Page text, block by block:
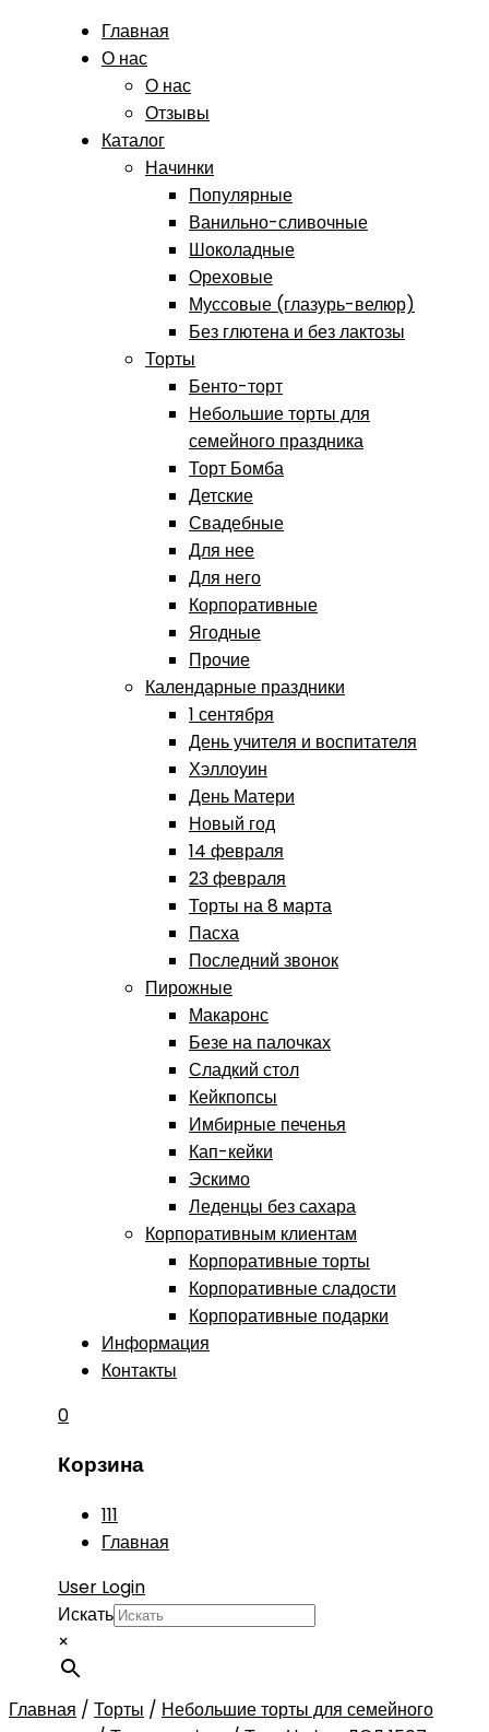
Главная
О нас
О нас
Отзывы
Каталог
Начинки
Популярные
Ванильно-сливочные
Шоколадные
Ореховые
Муссовые (глазурь-велюр)
Без глютена и без лактозы
Торты
Бенто-торт
Небольшие торты для
семейного праздника
Торт Бомба
Детские
Свадебные
Для нее
Для него
Корпоративные
Ягодные
Прочие
Календарные праздники
1 сентября
День учителя и воспитателя
Хэллоуин
День Матери
Новый год
14 февраля
23 февраля
Торты на 8 марта
Пасха
Последний звонок
Пирожные
Макаронс
Безе на палочках
Сладкий стол
Кейкпопсы
Имбирные печенья
Кап-кейки
Эскимо
Леденцы без сахара
Корпоративным клиентам
Корпоративные торты
Корпоративные сладости
Корпоративные подарки
Информация
Контакты
0
Корзина
111
Главная
User Login
Искать
×
Главная / Торты / Небольшие торты для семейного